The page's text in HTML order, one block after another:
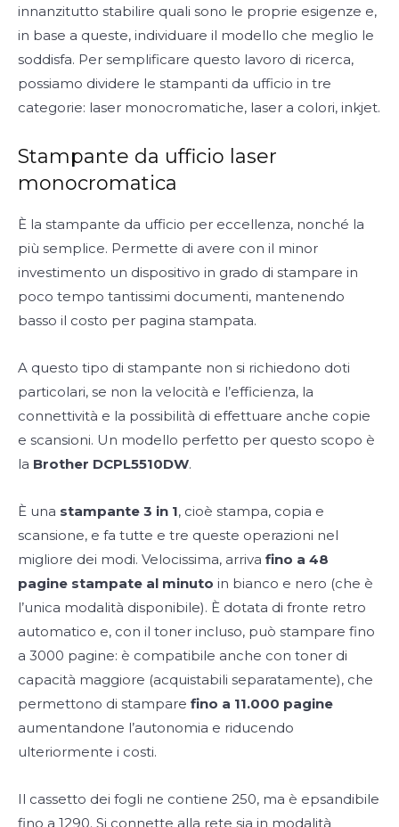
innanzitutto stabilire quali sono le proprie esigenze e,
in base a queste, individuare il modello che meglio le
soddisfa. Per semplificare questo lavoro di ricerca,
possiamo dividere le stampanti da ufficio in tre
categorie: laser monocromatiche, laser a colori, inkjet.
Stampante da ufficio laser
monocromatica
È la stampante da ufficio per eccellenza, nonché la
più semplice. Permette di avere con il minor
investimento un dispositivo in grado di stampare in
poco tempo tantissimi documenti, mantenendo
basso il costo per pagina stampata.
A questo tipo di stampante non si richiedono doti
particolari, se non la velocità e l’efficienza, la
connettività e la possibilità di effettuare anche copie
e scansioni. Un modello perfetto per questo scopo è
la Brother DCPL5510DW.
È una stampante 3 in 1, cioè stampa, copia e
scansione, e fa tutte e tre queste operazioni nel
migliore dei modi. Velocissima, arriva fino a 48
pagine stampate al minuto in bianco e nero (che è
l’unica modalità disponibile). È dotata di fronte retro
automatico e, con il toner incluso, può stampare fino
a 3000 pagine: è compatibile anche con toner di
capacità maggiore (acquistabili separatamente), che
permettono di stampare fino a 11.000 pagine
aumentandone l’autonomia e riducendo
ulteriormente i costi.
Il cassetto dei fogli ne contiene 250, ma è epsandibile
fino a 1290. Si connette alla rete sia in modalità